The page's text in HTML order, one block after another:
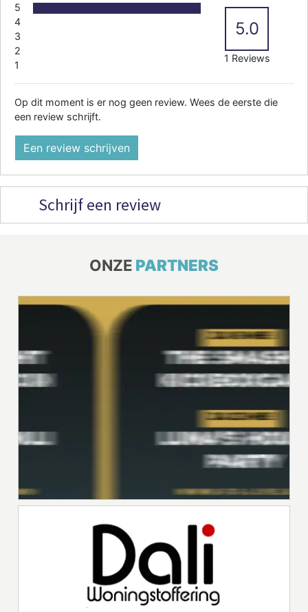
5
4
3
2
1
5.0
1 Reviews
Op dit moment is er nog geen review. Wees de eerste die
een review schrijft.
Een review schrijven
Schrijf een review
ONZE PARTNERS